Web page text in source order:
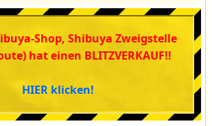
Shop, Shibuya Zweigstelle
hat einen BLITZVERKAUF!!
HIER klicken!